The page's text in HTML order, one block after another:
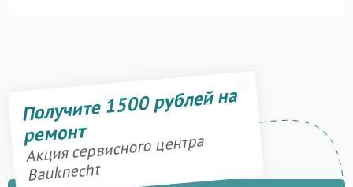
Получите 1500 рублей на
ремонт
Акция сервисного центра
Bauknecht